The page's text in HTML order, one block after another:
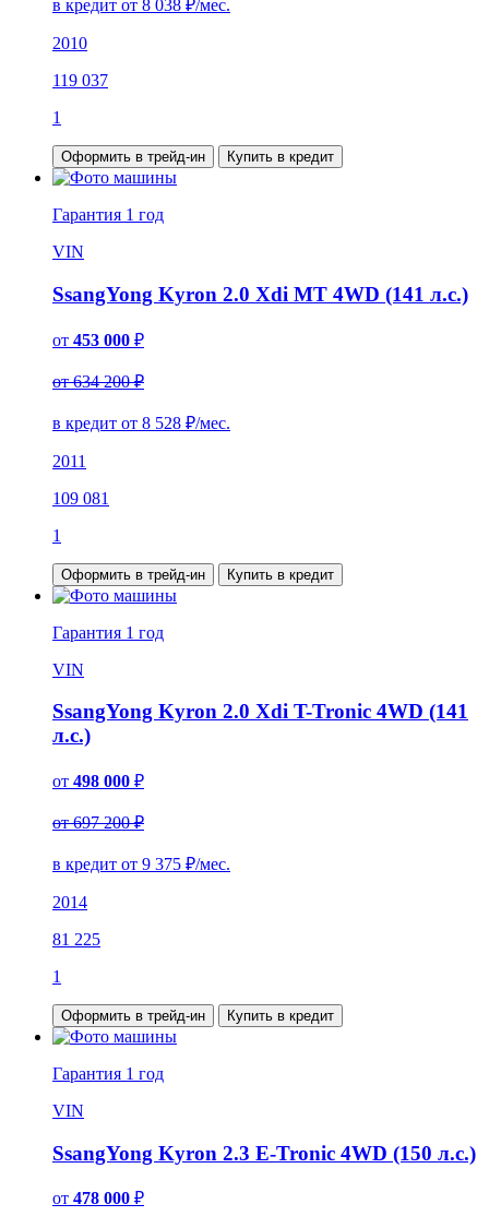
в кредит от 8 038 ₽/мес.
2010
119 037
1
Оформить в трейд-ин Купить в кредит
Гарантия 1 год
VIN
SsangYong Kyron 2.0 Xdi MT 4WD (141 л.с.)
от 453 000 ₽
от 634 200 ₽
в кредит от 8 528 ₽/мес.
2011
109 081
1
Оформить в трейд-ин Купить в кредит
Гарантия 1 год
VIN
SsangYong Kyron 2.0 Xdi T-Tronic 4WD (141
л.с.)
от 498 000 ₽
от 697 200 ₽
в кредит от 9 375 ₽/мес.
2014
81 225
1
Оформить в трейд-ин Купить в кредит
Гарантия 1 год
VIN
SsangYong Kyron 2.3 E-Tronic 4WD (150 л.с.)
от 478 000 ₽